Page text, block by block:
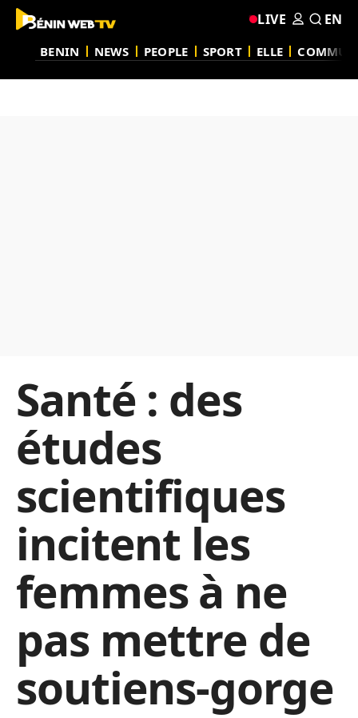
BENIN NEWS PEOPLE SPORT ELLE
LIVE EN
Santé : des
études
scientifiques
incitent les
femmes à ne
pas mettre de
soutiens-gorge